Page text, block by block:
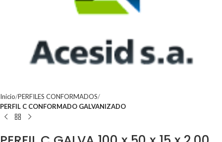
Inicio PERFILES CONFORMADOS
PERFIL C CONFORMADO GALVANIZADO